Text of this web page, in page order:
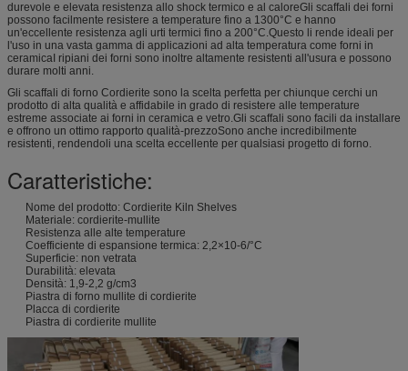
durevole e elevata resistenza allo shock termico e al caloreGli scaffali dei forni
possono facilmente resistere a temperature fino a 1300°C e hanno
un'eccellente resistenza agli urti termici fino a 200°C.Questo li rende ideali per
l'uso in una vasta gamma di applicazioni ad alta temperatura come forni in
ceramicaI ripiani dei forni sono inoltre altamente resistenti all'usura e possono
durare molti anni.
Gli scaffali di forno Cordierite sono la scelta perfetta per chiunque cerchi un
prodotto di alta qualità e affidabile in grado di resistere alle temperature
estreme associate ai forni in ceramica e vetro.Gli scaffali sono facili da installare
e offrono un ottimo rapporto qualità-prezzoSono anche incredibilmente
resistenti, rendendoli una scelta eccellente per qualsiasi progetto di forno.
Caratteristiche:
Nome del prodotto: Cordierite Kiln Shelves
Materiale: cordierite-mullite
Resistenza alle alte temperature
Coefficiente di espansione termica: 2,2×10-6/°C
Superficie: non vetrata
Durabilità: elevata
Densità: 1,9-2,2 g/cm3
Piastra di forno mullite di cordierite
Placca di cordierite
Piastra di cordierite mullite